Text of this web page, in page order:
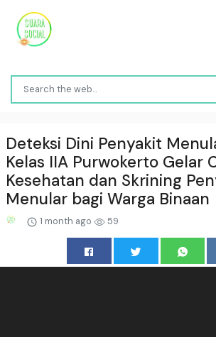
Deteksi Dini Penyakit
Kelas IIA Purwokerto Gelar
Kesehatan dan Skrining
Menular bagi Warga Binaan
1 month ago 59